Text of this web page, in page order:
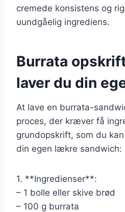
cremede konsistens og
uundgåelig ingrediens.
Burrata
laver du din
At lave en burrata-
proces, der kræver få
grundopskrift, som du
din egen lækre sandwich:
1. **Ingredienser**:
– 1 bolle eller skive brød
– 100 g burrata